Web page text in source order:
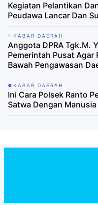
Kegiatan Pelantikan
Peudawa Lancar Dan
KABAR DAERAH
Anggota DPRA Tgk.M.
Pemerintah Pusat Agar
Bawah Pengawasan
KABAR DAERAH
Ini Cara Polsek Ranto
Satwa Dengan Manusia